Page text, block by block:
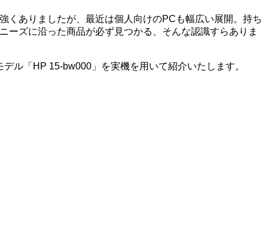
くありましたが、最近は個人向けのPCも幅広い展開。持ち
ズに沿った商品が必ず見つかる、そんな認識すらありま
ル「HP 15-bw000」を実機を用いて紹介いたします。